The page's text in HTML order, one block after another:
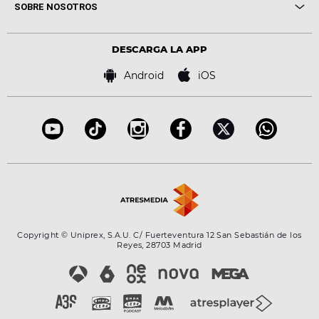
Locutores Europa FM
Cine y Televisión
Virales
SOBRE NOSOTROS
Bases de concursos
DESCARGA LA APP
Android iOS
Copyright © Uniprex, S.A.U. C/ Fuerteventura 12 San Sebastián de los
Reyes, 28703 Madrid